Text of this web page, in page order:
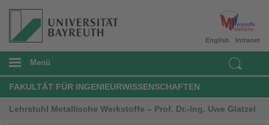
Intranet
English
Menü
FAKULTÄT FÜR INGENIEURWISSENSCHAFTEN
Lehrstuhl Metallische Werkstoffe – Prof. Dr.-Ing. Uwe Glatzel